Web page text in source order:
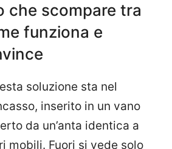
che scompare tra
funziona e
soluzione sta nel
inserito in un vano
da un’anta identica a
mobili. Fuori si vede solo